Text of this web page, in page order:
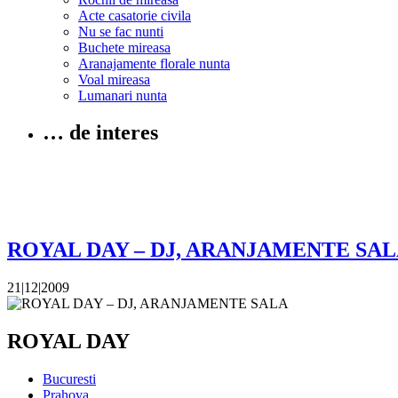
Acte casatorie civila
Nu se fac nunti
Buchete mireasa
Aranajamente florale nunta
Voal mireasa
Lumanari nunta
… de interes
ROYAL DAY – DJ, ARANJAMENTE
21|12|2009
ROYAL DAY
Bucuresti
Prahova